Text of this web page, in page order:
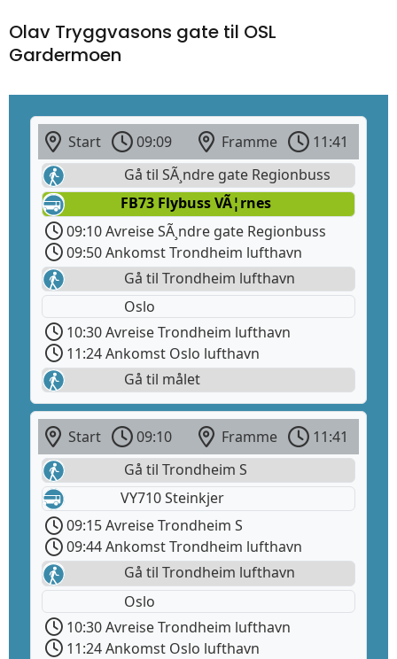
Olav Tryggvasons gate til OSL
Gardermoen
Start 09:09 Framme
11:41
Gå til SÃ¸ndre gate Regionbuss
FB73 Flybuss VÃ¦rnes
09:10 Avreise SÃ¸ndre gate Regionbuss
09:50 Ankomst Trondheim lufthavn
Gå til Trondheim lufthavn
Oslo
10:30 Avreise Trondheim lufthavn
11:24 Ankomst Oslo lufthavn
Gå til målet
Start 09:10 Framme
11:41
Gå til Trondheim S
VY710 Steinkjer
09:15 Avreise Trondheim S
09:44 Ankomst Trondheim lufthavn
Gå til Trondheim lufthavn
Oslo
10:30 Avreise Trondheim lufthavn
11:24 Ankomst Oslo lufthavn